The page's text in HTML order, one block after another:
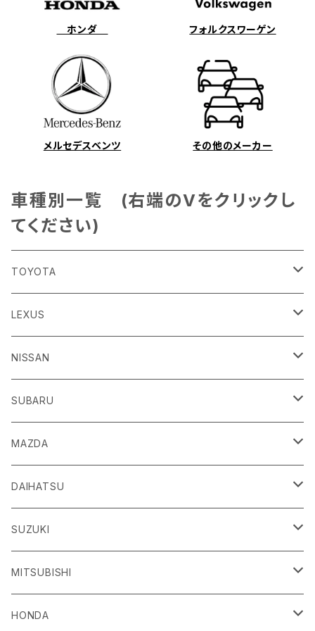
ホンダ フォルクスワーゲン
メルセデスベンツ その他のメーカー
車種別一覧 (右端のVをクリックし
てください)
TOYOTA
86
H24/4～R3/8 ZN6
GR86
R3/10～ ZN8
ｂＢ
H17/12～H28/8 20系
ｂZ４X
R4/5~ XEAM10/11/15・YEAM15
Ｃ-ＨＲ
H28/12~ 10/50系
ＦＪクルーザー
H22/12～H30/1 GSJ15W
ＩＱ（アイキュー）
H20/11～H28/3 J10
JPN TAXI（ジャパンタクシー）
LEXUS
ＣＴ
H23/1～R4/11
ＥＳ
H30/10～
ＧＳ
H24/1～R2/7
ＨＳ
H21/7～H30/3
ＩＳ
H25/5～
ＬＢＸ
R5/11〜 MAYH10/15
ＬＣ
NISSAN
ＡＤ
H18/12～ Y12
ＧＴ－Ｒ
H19/12～ R35
ＮＴ１００クリッパートラック
H25/12～ DR16T
ＮV１００クリッパーバン/リオ
H25/12～H27/3 DR64
H27/3～ DR17
アリア
R4/1～ FEO
ウイングロード
SUBARU
ＢＲＺ
H24/3～R3/8 ZC6
R3/8～ ZD8
ＷＲＸ Ｓ４/ＳＴＩ
H26/8～R3/3 VA系
ＸＶ/ＸＶハイブリット
H25/6～H29/4 GPE
H24/10～R5/4 GP/GT（XV)
インプレッサ /G4/スポーツ
H23/12～R5/4 GP/GT系
エクシーガ
MAZDA
ＣＸ－３
H27/2～ DK系
ＣＸ－５
H24/2～H29/2 KE系
H29/2～R8/5 KF系
ＣＸ－８
H29/12～ KG系
ＣＸ－３０
DAIHATSU
アトレー
H17/5～ S300/S700系
アルティス
H24/5～ 50/70系
ウェイク
SUZUKI
eビターラ
R8/1～ PA2AS/PB3AS
ＳＸ４ Ｓクロス
MITSUBISHI
ＲＶＲ
HONDA